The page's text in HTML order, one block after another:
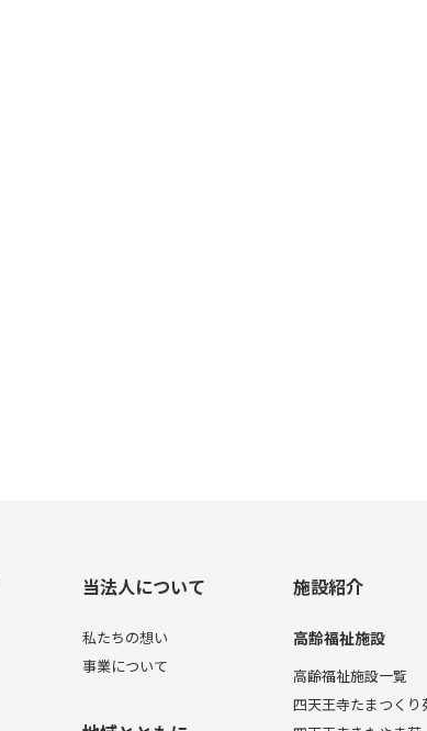
当法人について
私たちの想い
事業について
施設紹介
高齢福祉施設
高齢福祉施設一覧
四天王寺たまつくり